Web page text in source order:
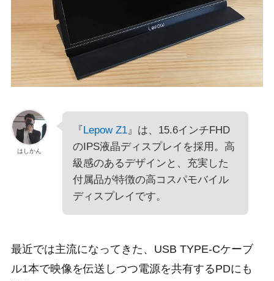
はしかん
『Lepow Z1』は、15.6インチFHD
のIPS液晶ディスプレイを採用。高
級感のあるデザインと、充実した
付属品が特徴の高コスパモバイル
ディスプレイです。
最近では主流になってきた、USB TYPE-Cケーブ
ル1本で映像を伝送しつつ電源を共有するPDにも